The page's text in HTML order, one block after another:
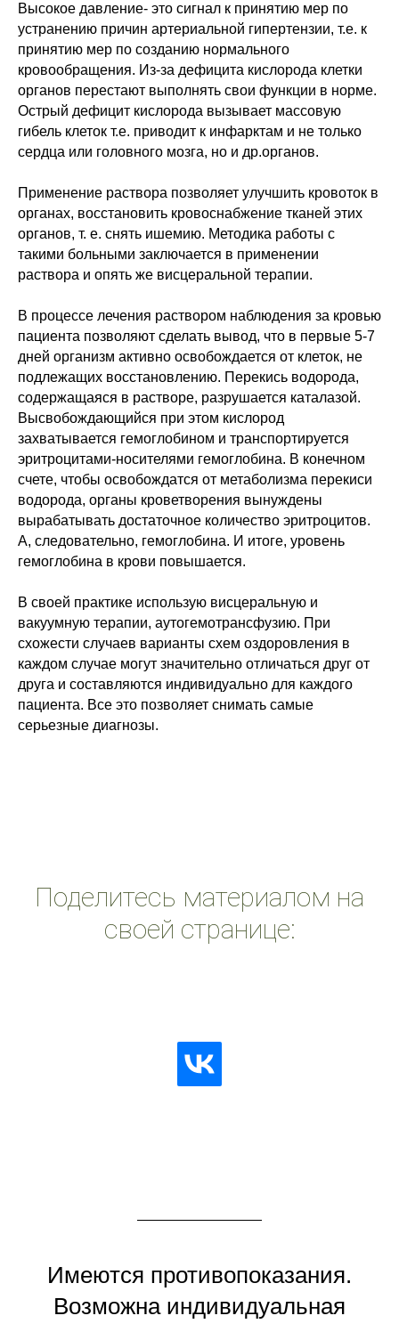
Высокое давление- это сигнал к принятию мер по
устранению причин артериальной гипертензии, т.е. к
принятию мер по созданию нормального
кровообращения. Из-за дефицита кислорода клетки
органов перестают выполнять свои функции в норме.
Острый дефицит кислорода вызывает массовую
гибель клеток т.е. приводит к инфарктам и не только
сердца или головного мозга, но и др.органов.
Применение раствора позволяет улучшить кровоток в
органах, восстановить кровоснабжение тканей этих
органов, т. е. снять ишемию. Методика работы с
такими больными заключается в применении
раствора и опять же висцеральной терапии.
В процессе лечения раствором наблюдения за кровью
пациента позволяют сделать вывод, что в первые 5-7
дней организм активно освобождается от клеток, не
подлежащих восстановлению. Перекись водорода,
содержащаяся в растворе, разрушается каталазой.
Высвобождающийся при этом кислород
захватывается гемоглобином и транспортируется
эритроцитами-носителями гемоглобина. В конечном
счете, чтобы освобождатся от метаболизма перекиси
водорода, органы кроветворения вынуждены
вырабатывать достаточное количество эритроцитов.
А, следовательно, гемоглобина. И итоге, уровень
гемоглобина в крови повышается.
В своей практике использую висцеральную и
вакуумную терапии, аутогемотрансфузию. При
схожести случаев варианты схем оздоровления в
каждом случае могут значительно отличаться друг от
друга и составляются индивидуально для каждого
пациента. Все это позволяет снимать самые
серьезные диагнозы.
Поделитесь материалом на
своей странице:
Имеются противопоказания.
Возможна индивидуальная